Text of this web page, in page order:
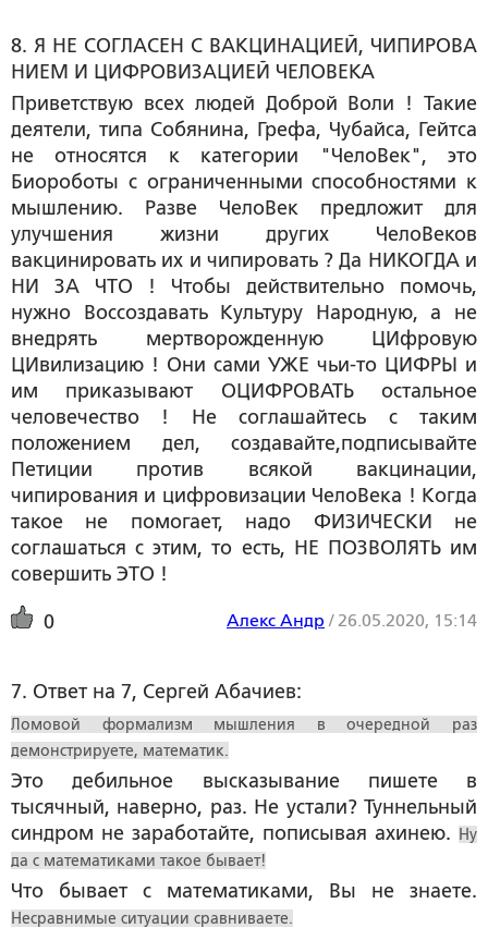
8. Я НЕ СОГЛАСЕН С ВАКЦИНАЦИЕЙ, ЧИПИРОВА
НИЕМ И ЦИФРОВИЗАЦИЕЙ ЧЕЛОВЕКА
Приветствую всех людей Доброй Воли ! Такие
деятели, типа Собянина, Грефа, Чубайса, Гейтса
не относятся к категории "ЧелоВек", это
Биороботы с ограниченными способностями к
мышлению. Разве ЧелоВек предложит для
улучшения жизни других ЧелоВеков
вакцинировать их и чипировать ? Да НИКОГДА и
НИ ЗА ЧТО ! Чтобы действительно помочь,
нужно Воссоздавать Культуру Народную, а не
внедрять мертворожденную ЦИфровую
ЦИвилизацию ! Они сами УЖЕ чьи-то ЦИФРЫ и
им приказывают ОЦИФРОВАТЬ остальное
человечество ! Не соглашайтесь с таким
положением дел, создавайте,подписывайте
Петиции против всякой вакцинации,
чипирования и цифровизации ЧелоВека ! Когда
такое не помогает, надо ФИЗИЧЕСКИ не
соглашаться с этим, то есть, НЕ ПОЗВОЛЯТЬ им
совершить ЭТО !
0 Алекс Андр / 26.05.2020, 15:14
7. Ответ на 7, Сергей Абачиев:
Ломовой формализм мышления в очередной раз
демонстрируете, математик.
Это дебильное высказывание пишете в
тысячный, наверно, раз. Не устали? Туннельный
синдром не заработайте, пописывая ахинею. Ну
да с математиками такое бывает!
Что бывает с математиками, Вы не знаете.
Несравнимые ситуации сравниваете.